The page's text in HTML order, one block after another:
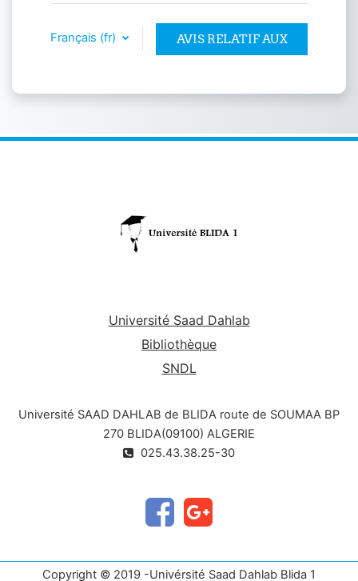
Français ‎(fr)‎ AVIS RELATIF AUX
Université Saad Dahlab
Bibliothèque
SNDL
Université SAAD DAHLAB de BLIDA route de SOUMAA BP
270 BLIDA(09100) ALGERIE
025.43.38.25-30
Copyright © 2019 -Univérsité Saad Dahlab Blida 1